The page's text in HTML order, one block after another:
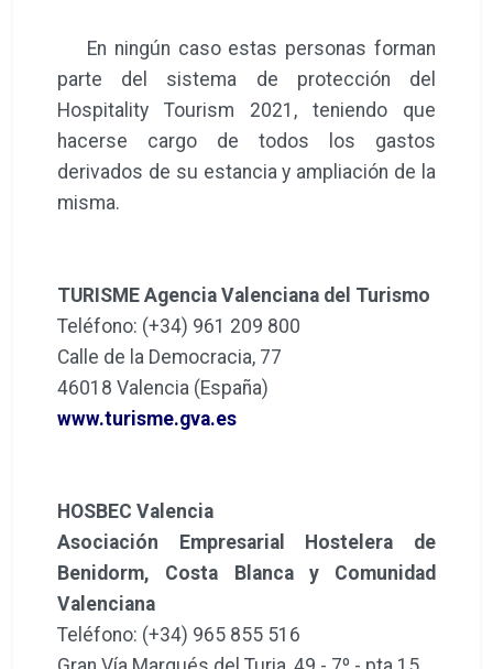
En ningún caso estas personas forman
parte del sistema de protección del
Hospitality Tourism 2021, teniendo que
hacerse cargo de todos los gastos
derivados de su estancia y ampliación de la
misma.
TURISME Agencia Valenciana del Turismo
Teléfono: (+34) 961 209 800
Calle de la Democracia, 77
46018 Valencia (España)
www.turisme.gva.es
HOSBEC Valencia
Asociación Empresarial Hostelera de
Benidorm, Costa Blanca y Comunidad
Valenciana
Teléfono: (+34) 965 855 516